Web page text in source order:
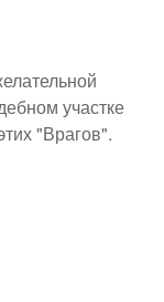
участке
"Врагов".